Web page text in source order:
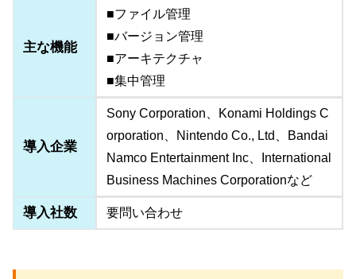
主な機能
■ファイル管理
■バージョン管理
■アーキテクチャ
■集中管理
導入企業
Sony Corporation、Konami Holdings C
orporation、Nintendo Co., Ltd、Bandai
Namco Entertainment Inc、International
Business Machines Corporationなど
導入社数 要問い合わせ